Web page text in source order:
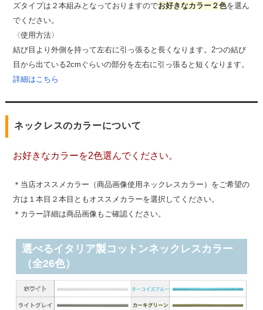
ズタイプは２本組みとなっておりますのでお好きなカラー２色を選ん
でください。
〈使用方法〉
結び目より外側を持って左右に引っ張ると長くなります。2つの結び
目から出ている2cmぐらいの部分を左右に引っ張ると短くなります。
詳細はこちら
ネックレスのカラーについて
お好きなカラーを2色選んでください。
＊当店オススメカラー（商品画像使用ネックレスカラー）をご希望の
方は１本目２本目ともオススメカラーを選択してください。
＊カラー詳細は商品画像もご確認ください。
選べるイタリア製コットンネックレスカラー
（全26色）